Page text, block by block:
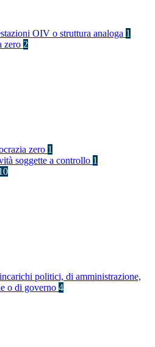
OIV o struttura analoga 1
zero 2
zero 1
soggette a controllo 1
politici, di amministrazione,
o di governo 4